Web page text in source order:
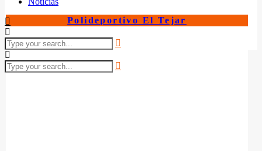
Polideportivo El Tejar